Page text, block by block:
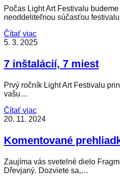
Počas Light Art Festivalu
neoddeliteľnou súčasťou
Čítať viac
5. 3. 2025
7 inštalácií, 7 miest
Prvý ročník Light Art Festivalu
vašu…
Čítať viac
20. 11. 2024
Komentované
Zaujíma vás svetelné dielo
Dřevjaný. Dozviete sa,…